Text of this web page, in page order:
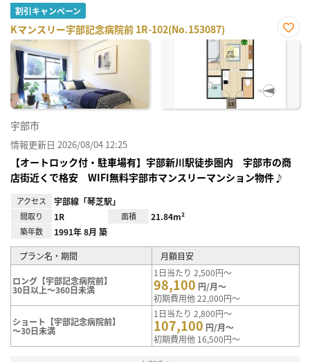
割引キャンペーン
Kマンスリー宇部記念病院前 1R-102(No.153087)
お気
宇部市
情報更新日 2026/08/04 12:25
【オートロック付・駐車場有】宇部新川駅徒歩圏内 宇部市の商
店街近くで格安 WIFI無料宇部市マンスリーマンション物件♪
アクセス 宇部線「琴芝駅」
間取り 1R 面積 21.84m²
築年数 1991年 8月 築
プラン名・期間 月額目安
ロング【宇部記念病院前】
30日以上～360日未満
1日当たり 2,500円～
98,100 円/月～
初期費用他 22,000円～
ショート【宇部記念病院前】
～30日未満
1日当たり 2,800円～
107,100 円/月～
初期費用他 16,500円～